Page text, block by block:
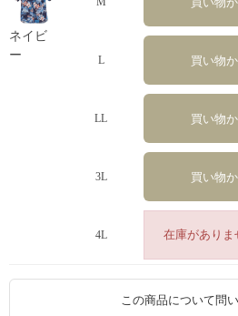
ネイビ
ー
L 買い物
LL 買い物
3L 買い物
4L 在庫がありま
この商品について問